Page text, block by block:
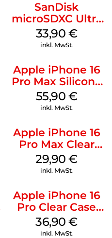
SanDisk
microSDXC Ultra
128 GB + Adapter
Mobile
33,90 €
inkl. MwSt.
Apple iPhone 16
Pro Max Silicone
Case MagSafe
Stone Gray
55,90 €
inkl. MwSt.
Apple iPhone 16
Pro Max Clear
Case MagSafe
Transparent
29,90€
inkl. MwSt.
Apple iPhone 16
Pro Clear Case
MagSafe
Transparent
36,90€
inkl. MwSt.